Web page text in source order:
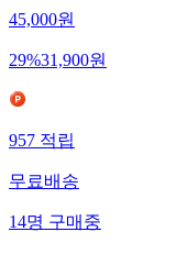
45,000원
29%31,900원
957적립
무료배송
14명구매중